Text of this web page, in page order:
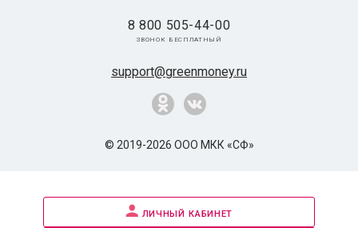
© 2019-2026 ООО МКК «СФ»
support@greenmoney.ru
8 800 505-44-00
звонок бесплатный
личный кабинет